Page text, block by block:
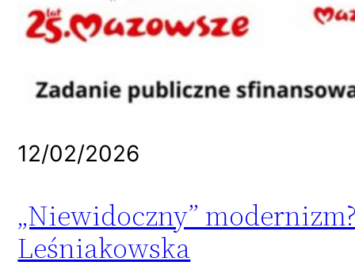
12/02/2026
„Niewidoczny”
Leśniakowska